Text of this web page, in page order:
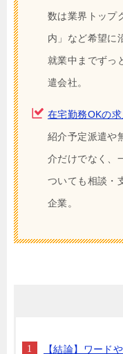
数は業界トップ
内」など希望に
就業中までずっ
遣会社。
在宅勤務OKの
紹介予定派遣や
介だけでなく、
ついても相談・
企業。
【結論】ワード